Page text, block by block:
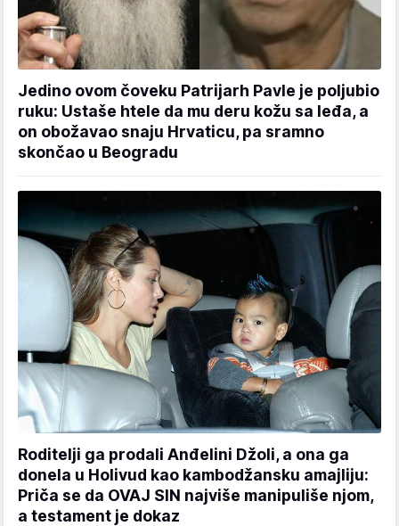
Jedino ovom čoveku Patrijarh Pavle je poljubio
ruku: Ustaše htele da mu deru kožu sa leđa, a
on obožavao snaju Hrvaticu, pa sramno
skončao u Beogradu
Roditelji ga prodali Anđelini Džoli, a ona ga
donela u Holivud kao kambodžansku amajliju:
Priča se da OVAJ SIN najviše manipuliše njom,
a testament je dokaz